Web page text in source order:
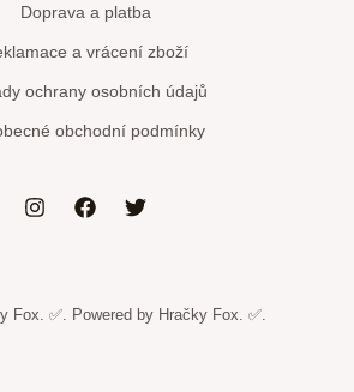
Doprava a platba
a vrácení zboží
ochrany osobních údajů
obchodní podmínky
Fox. ✅. Powered by Hračky Fox. ✅.